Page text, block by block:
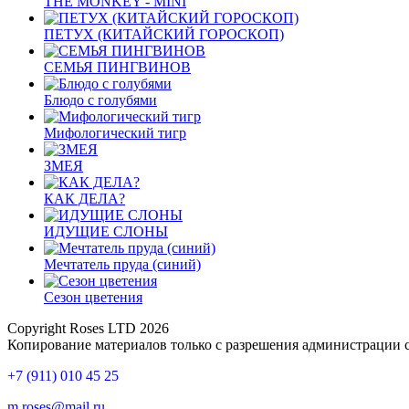
ПЕТУХ (КИТАЙСКИЙ ГОРОСКОП)
СЕМЬЯ ПИНГВИНОВ
Блюдо с голубями
Мифологический тигр
ЗМЕЯ
КАК ДЕЛА?
ИДУЩИЕ СЛОНЫ
Мечтатель пруда (синий)
Сезон цветения
Copyright Roses LTD 2026
Копирование материалов только с разрешения администрации
+7 (911) 010 45 25